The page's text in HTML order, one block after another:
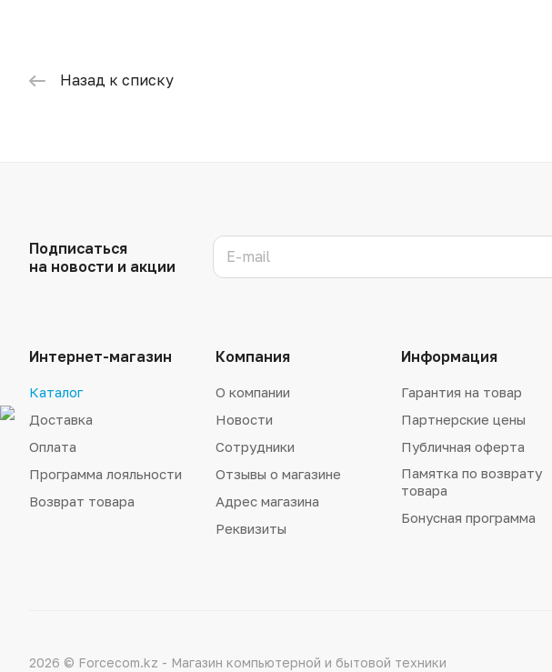
Назад к списку
Подписаться
на новости и акции
Интернет-магазин
Каталог
Доставка
Оплата
Программа лояльности
Возврат товара
Компания
О компании
Новости
Сотрудники
Отзывы о магазине
Адрес магазина
Реквизиты
Информация
Гарантия на товар
Партнерские цены
Публичная оферта
Памятка по возврату
товара
Бонусная программа
2026 © Forcecom.kz - Магазин компьютерной и бытовой техники